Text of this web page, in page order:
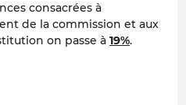
consacrées à
de la commission et aux
on passe à 19%.